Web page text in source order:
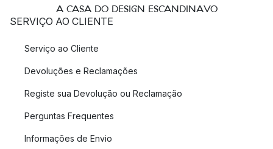
A CASA DO DESIGN ESCANDINAVO
SERVIÇO AO CLIENTE
Serviço ao Cliente
Devoluções e Reclamações
Registe sua Devolução ou Reclamação
Perguntas Frequentes
Informações de Envio